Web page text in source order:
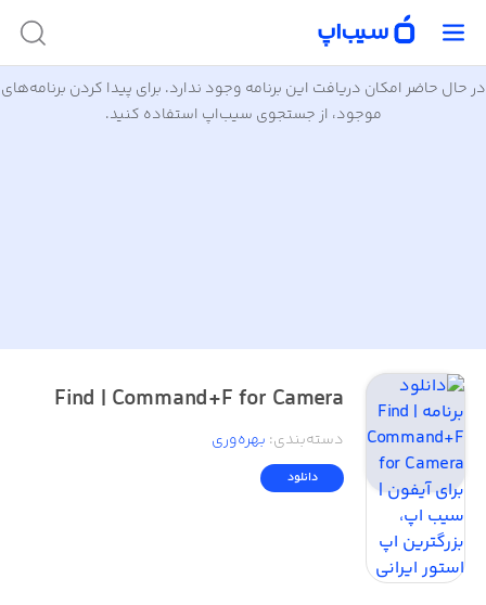
در حال حاضر امکان دریافت این برنامه وجود ندارد. برای پیدا کردن برنامه‌های
موجود، از جستجوی سیب‌اپ استفاده کنید.
Find | Command+F for Camera
دسته‌بندی: بهره‌وری
دانلود